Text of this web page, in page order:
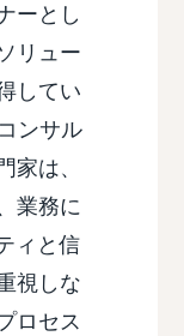
ーとし
リュー
してい
ンサル
家は、
業務に
ィと信
視しな
ロセス